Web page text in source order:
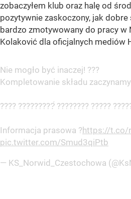
zobaczyłem klub oraz halę od
pozytywnie zaskoczony, jak
bardzo zmotywowany do pracy w
Kolaković dla oficjalnych mediów
Nie mogło być inaczej! ???
Kompletowanie składu
???? ?????????́ ???????? ?????
Informacja prasowa ? https://t.co/
pic.twitter.com/Smud3qiPtb
— KS_Norwid_Czestochowa